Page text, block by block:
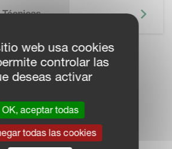
UN
web usa cookies
controlar las
deseas activar
OK, aceptar todas
todas las cookies